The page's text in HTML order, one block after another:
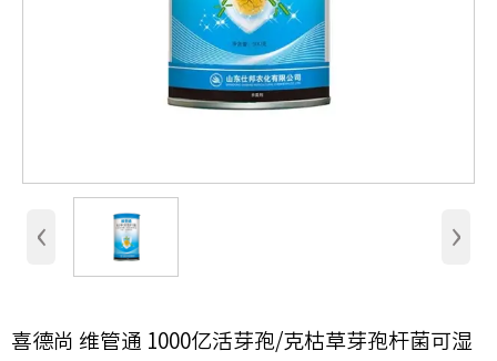
‹ ›
喜德尚 维管通 1000亿活芽孢/克枯草芽孢杆菌可湿